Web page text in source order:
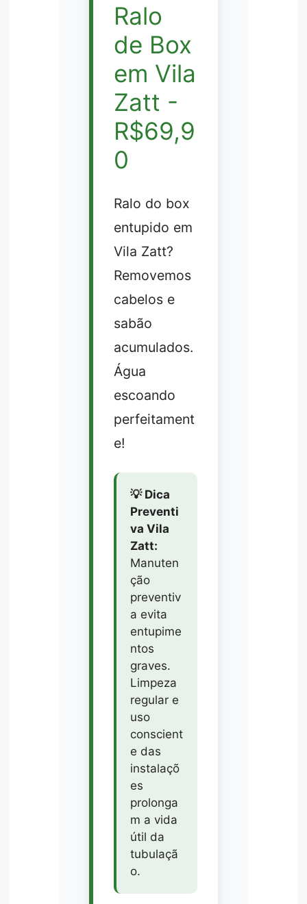
Ralo
de Box
em Vila
Zatt -
R$69,9
0
Ralo do box
entupido em
Vila Zatt?
Removemos
cabelos e
sabão
acumulados.
Água
escoando
perfeitament
e!
💡 Dica
Preventi
va Vila
Zatt:
Manuten
ção
preventiv
a evita
entupime
ntos
graves.
Limpeza
regular e
uso
conscient
e das
instalaçõ
es
prolonga
m a vida
útil da
tubulaçã
o.